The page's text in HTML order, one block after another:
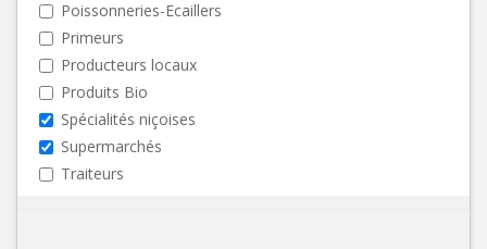
Poissonneries-Ecaillers
Primeurs
Producteurs locaux
Produits Bio
Spécialités niçoises
Supermarchés
Traiteurs